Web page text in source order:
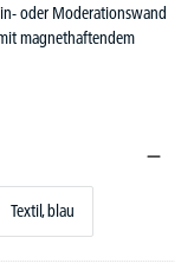
oder Moderationswand
magnethaftendem
Textil, blau